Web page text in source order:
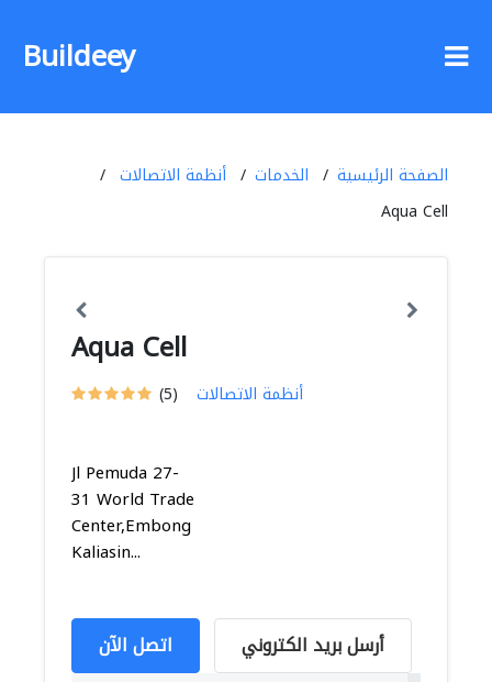
Buildeey
الصفحة الرئيسية الخدمات
أنظمة الاتصالات
Aqua Cell
Aqua Cell
(5) أنظمة الاتصالات
Jl Pemuda 27-
31 World Trade
Center,Embong
Kaliasin...
اتصل الآن أرسل بريد الكتروني